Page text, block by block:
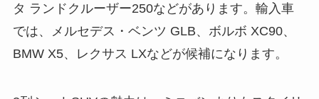
タ ランドクルーザー250などがあります。輸入車
では、メルセデス・ベンツ GLB、ボルボ XC90、
BMW X5、レクサス LXなどが候補になります。